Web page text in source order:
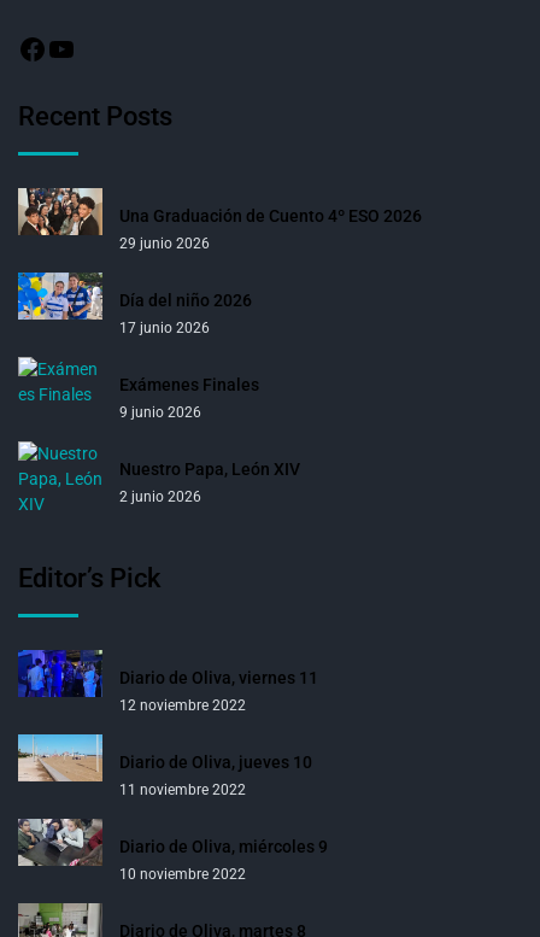
Recent Posts
Una Graduación de Cuento 4º ESO 2026
29 junio 2026
Día del niño 2026
17 junio 2026
Exámenes Finales
9 junio 2026
Nuestro Papa, León XIV
2 junio 2026
Editor’s Pick
Diario de Oliva, viernes 11
12 noviembre 2022
Diario de Oliva, jueves 10
11 noviembre 2022
Diario de Oliva, miércoles 9
10 noviembre 2022
Diario de Oliva, martes 8